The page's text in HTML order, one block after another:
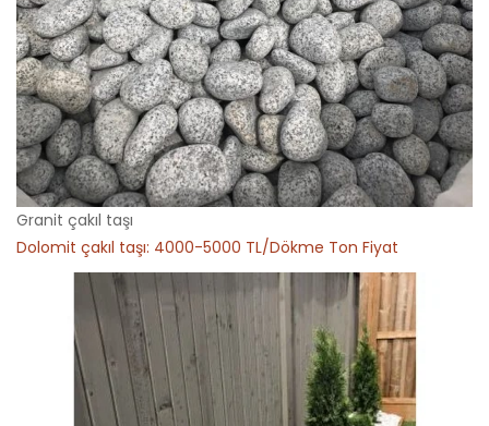
Granit çakıl taşı
Dolomit çakıl taşı: 4000-5000 TL/Dökme Ton Fiyat